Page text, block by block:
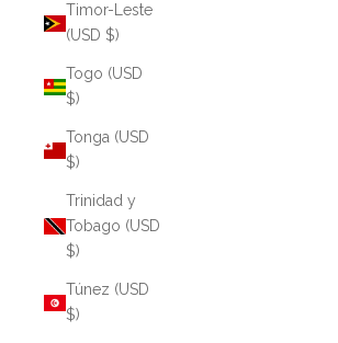
Timor-Leste
(USD $)
Togo (USD
$)
Tonga (USD
$)
Trinidad y
Tobago (USD
$)
Túnez (USD
$)